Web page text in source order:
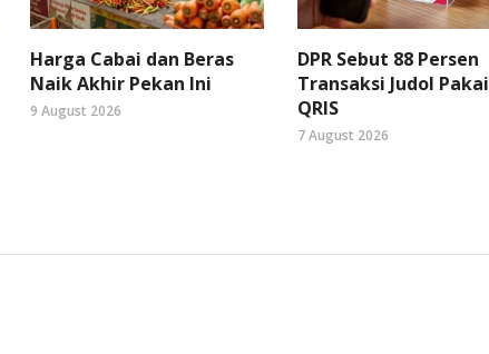
Harga Cabai dan Beras
Naik Akhir Pekan Ini
9 August 2026
DPR Sebut 88 Persen
Transaksi Judol Pakai
QRIS
7 August 2026